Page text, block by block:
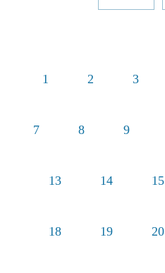
1 2 3
7 8 9
13 14 15
18 19 20